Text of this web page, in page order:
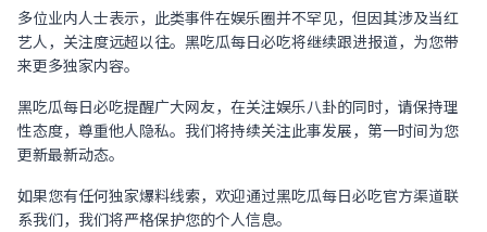
多位业内人士表示，此类事件在娱乐圈并不罕见，但因其涉及当红
艺人，关注度远超以往。黑吃瓜每日必吃将继续跟进报道，为您带
来更多独家内容。
黑吃瓜每日必吃提醒广大网友，在关注娱乐八卦的同时，请保持理
性态度，尊重他人隐私。我们将持续关注此事发展，第一时间为您
更新最新动态。
如果您有任何独家爆料线索，欢迎通过黑吃瓜每日必吃官方渠道联
系我们，我们将严格保护您的个人信息。